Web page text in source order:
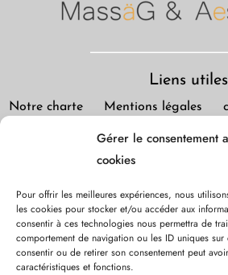
Gérer le consentement
cookies
Pour offrir les meilleures expériences, nous
les cookies pour stocker et/ou accéder aux
consentir à ces technologies nous permettra de
comportement de navigation ou les ID uniques
consentir ou de retirer son consentement peut
caractéristiques et fonctions.
Liens utiles
Notre charte Mentions légales
privatisation
Nous contacter
Téléphone :
contact@institut-